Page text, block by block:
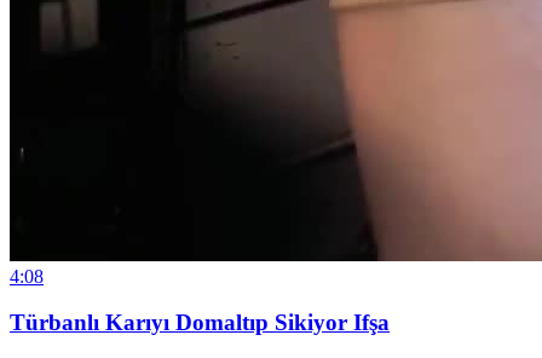
4:08
Türbanlı Karıyı Domaltıp Sikiyor Ifşa